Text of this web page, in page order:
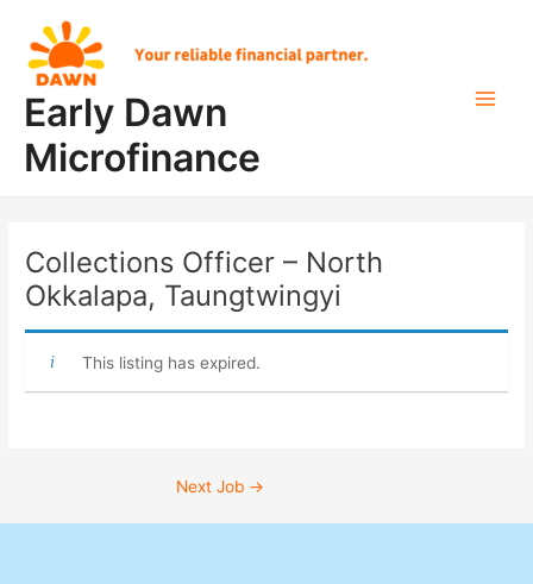
content
Early Dawn
Microfinance
Collections Officer – North
Okkalapa, Taungtwingyi
This listing has expired.
navigation
Next Job →